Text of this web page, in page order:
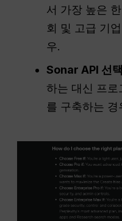
서 가장 높은
회 및 고급 기
우.
Sonar API 선택
하는 대신 프
를 구축하는 경